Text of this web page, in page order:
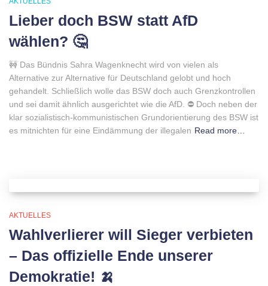
Lieber doch BSW statt AfD
wählen? 🤔
🚧 Das Bündnis Sahra Wagenknecht wird von vielen als
Alternative zur Alternative für Deutschland gelobt und hoch
gehandelt. Schließlich wolle das BSW doch auch Grenzkontrollen
und sei damit ähnlich ausgerichtet wie die AfD. ⛔️ Doch neben der
klar sozialistisch-kommunistischen Grundorientierung des BSW ist
es mitnichten für eine Eindämmung der illegalen Read more…
AKTUELLES
Wahlverlierer will Sieger verbieten
– Das offizielle Ende unserer
Demokratie! 🍌